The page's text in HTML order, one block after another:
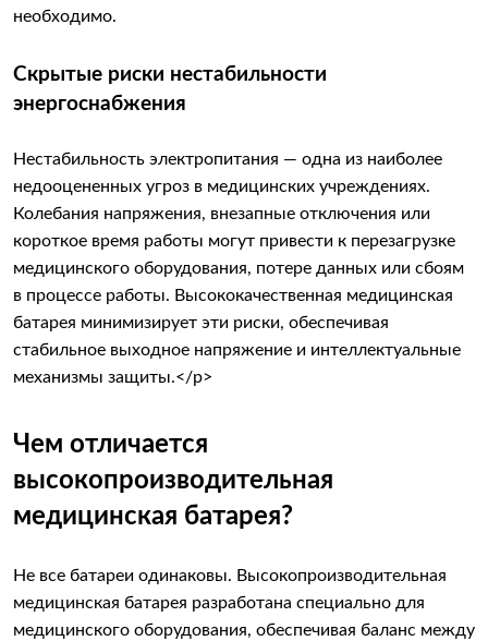
необходимо.
Скрытые риски нестабильности
энергоснабжения
Нестабильность электропитания — одна из наиболее
недооцененных угроз в медицинских учреждениях.
Колебания напряжения, внезапные отключения или
короткое время работы могут привести к перезагрузке
медицинского оборудования, потере данных или сбоям
в процессе работы. Высококачественная медицинская
батарея минимизирует эти риски, обеспечивая
стабильное выходное напряжение и интеллектуальные
механизмы защиты.</p>
Чем отличается
высокопроизводительная
медицинская батарея?
Не все батареи одинаковы. Высокопроизводительная
медицинская батарея разработана специально для
медицинского оборудования, обеспечивая баланс между